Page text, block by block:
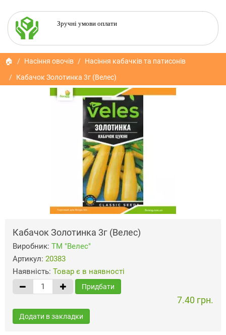
Зручні умови оплати
🏠 Насіння овочів
Насіння кабачків та патисонів
Кабачок Золотинка 3г (Велес)
Кабачок Золотинка 3г (Велес)
Виробник: ТМ "Велес"
Артикул: 20383
Наявність: Товар є в наявності
Придбати
7.40 грн.
Додати в закладки